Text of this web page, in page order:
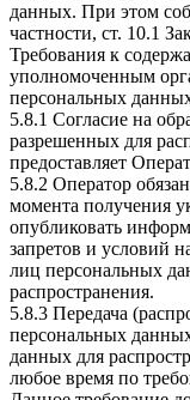
данных. При этом
частности, ст. 10.1
Требования к
уполномоченным
персональных
5.8.1 Согласие на
разрешенных для
предоставляет
5.8.2 Оператор
момента получения
опубликовать
запретов и условий
лиц персональных
распространения.
5.8.3 Передача
персональных
данных для
любое время по